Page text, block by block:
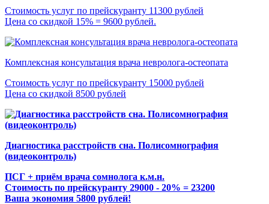
Стоимость услуг по прейскуранту 11300 рублей
Цена со скидкой 15% = 9600 рублей.
Комплексная консультация врача невролога-остеопата
Стоимость услуг по прейскуранту 15000 рублей
Цена со скидкой 8500 рублей
Диагностика расстройств сна. Полисомнография
(видеоконтроль)
ПСГ + приём врача сомнолога к.м.н.
Стоимость по прейскуранту 29000 - 20% = 23200
Ваша экономия 5800 рублей!